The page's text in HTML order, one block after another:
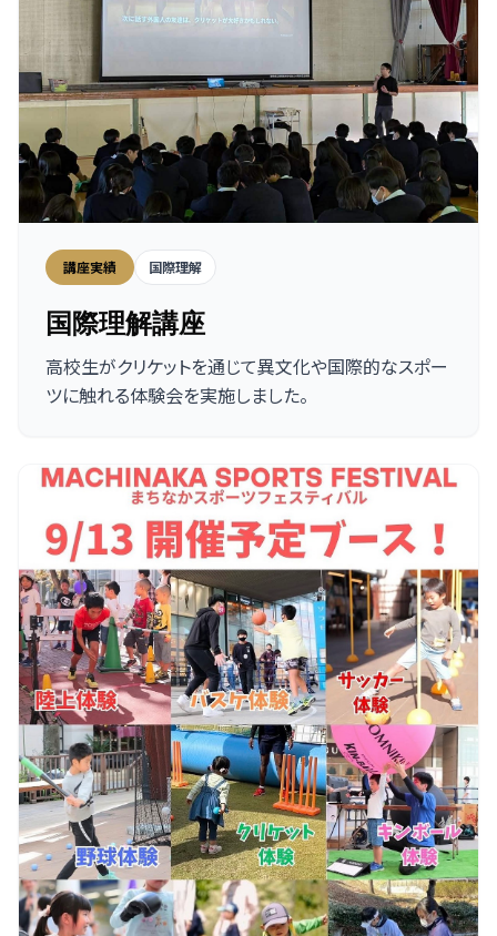
講座実績 国際理解
国際理解講座
高校生がクリケットを通じて異文化や国際的なスポー
ツに触れる体験会を実施しました。